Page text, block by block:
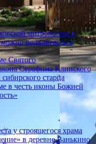
митрополии в
подключиться
Святого
Серафима Клинского
старца
в честь иконы Божией
у строящегося храма
в деревне Ванькино